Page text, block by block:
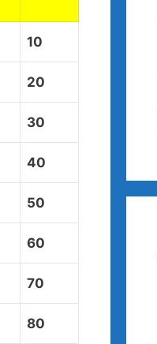
10
20
30
40
50
60
70
80